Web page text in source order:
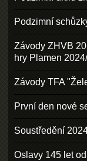
Podzimní
Závody ZHVB
hry Plamen
Závody TFA
První den nové
Soustředění
Oslavy 145 let